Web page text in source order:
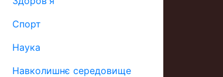
Спорт
Наука
Навколишнє середовище